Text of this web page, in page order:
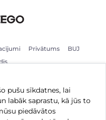
pušu sīkdatnes, lai
labāk saprastu, kā jūs to
piedāvātos
Privātums
BUJ
LV